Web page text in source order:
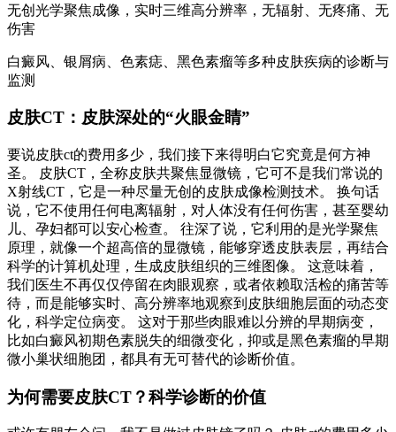
无创光学聚焦成像，实时三维高分辨率，无辐射、无疼痛、无
伤害
白癜风、银屑病、色素痣、黑色素瘤等多种皮肤疾病的诊断与
监测
皮肤CT：皮肤深处的“火眼金睛”
要说皮肤ct的费用多少，我们接下来得明白它究竟是何方神
圣。 皮肤CT，全称皮肤共聚焦显微镜，它可不是我们常说的
X射线CT，它是一种尽量无创的皮肤成像检测技术。 换句话
说，它不使用任何电离辐射，对人体没有任何伤害，甚至婴幼
儿、孕妇都可以安心检查。 往深了说，它利用的是光学聚焦
原理，就像一个超高倍的显微镜，能够穿透皮肤表层，再结合
科学的计算机处理，生成皮肤组织的三维图像。 这意味着，
我们医生不再仅仅停留在肉眼观察，或者依赖取活检的痛苦等
待，而是能够实时、高分辨率地观察到皮肤细胞层面的动态变
化，科学定位病变。 这对于那些肉眼难以分辨的早期病变，
比如白癜风初期色素脱失的细微变化，抑或是黑色素瘤的早期
微小巢状细胞团，都具有无可替代的诊断价值。
为何需要皮肤CT？科学诊断的价值